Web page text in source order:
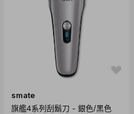
smate
旗艦4系列刮鬍刀 - 銀色/黑色